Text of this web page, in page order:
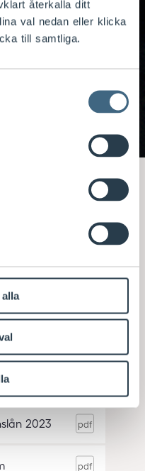
återkalla ditt
val nedan eller klicka
till samtliga.
2023